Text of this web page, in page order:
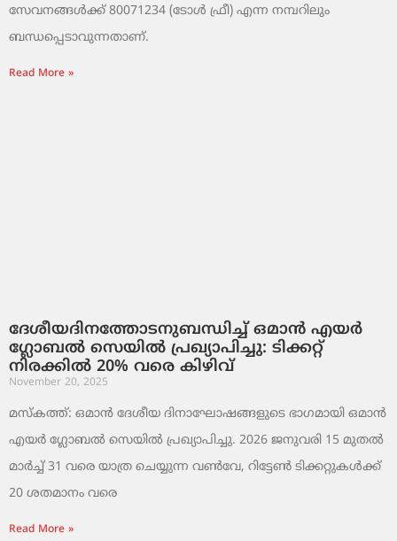
സേവനങ്ങൾക്ക് 80071234 (ടോൾ ഫ്രീ) എന്ന നമ്പറിലും
ബന്ധപ്പെടാവുന്നതാണ്.
Read More »
ദേശീയദിനത്തോടനുബന്ധിച്ച് ഒമാൻ എയർ
ഗ്ലോബൽ സെയിൽ പ്രഖ്യാപിച്ചു: ടിക്കറ്റ്
നിരക്കിൽ 20% വരെ കിഴിവ്
November 20, 2025
മസ്‌കത്ത്: ഒമാൻ ദേശീയ ദിനാഘോഷങ്ങളുടെ ഭാഗമായി ഒമാൻ
എയർ ഗ്ലോബൽ സെയിൽ പ്രഖ്യാപിച്ചു. 2026 ജനുവരി 15 മുതൽ
മാർച്ച് 31 വരെ യാത്ര ചെയ്യുന്ന വൺവേ, റിട്ടേൺ ടിക്കറ്റുകൾക്ക്
20 ശതമാനം വരെ
Read More »